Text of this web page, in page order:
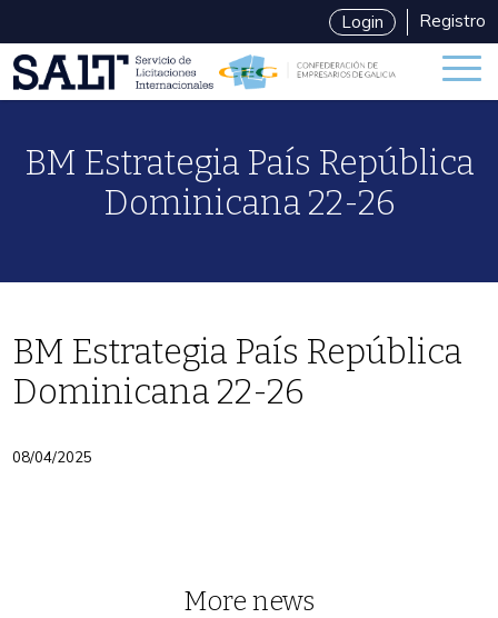
Login Registro
BM Estrategia País República
Dominicana 22-26
BM Estrategia País República
Dominicana 22-26
08/04/2025
More news